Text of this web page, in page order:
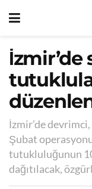
İzmir’de
İzmir’de
Şubat
tutukluluğunun
dağıtılacak,